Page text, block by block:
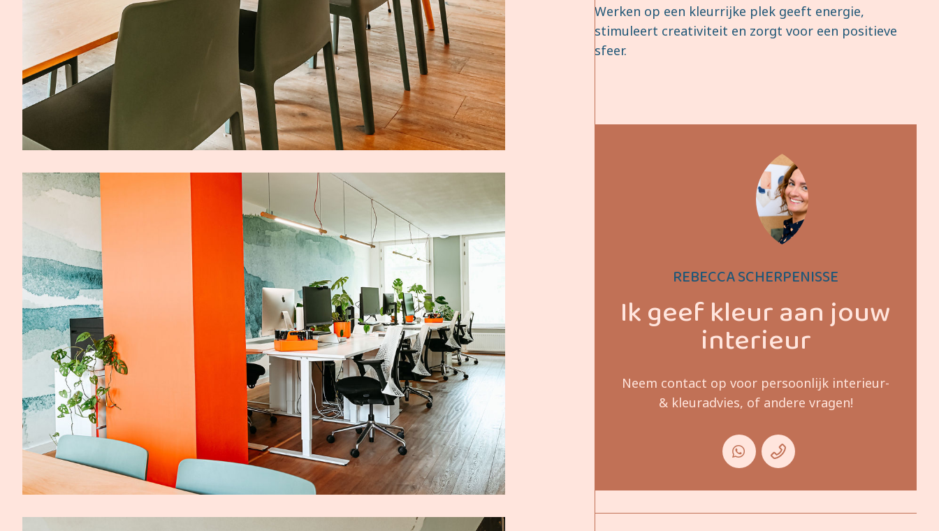
Werken op een kleurrijke plek geeft energie,
stimuleert creativiteit en zorgt voor een positieve
sfeer.
REBECCA SCHERPENISSE
Ik geef kleur aan jouw
interieur
Neem contact op voor persoonlijk interieur-
& kleuradvies, of andere vragen!